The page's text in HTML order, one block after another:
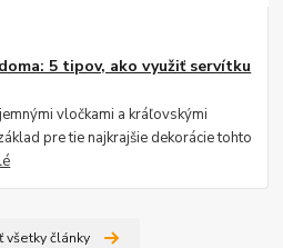
5 tipov, ako využiť servítku
vločkami a kráľovskými
pre tie najkrajšie dekorácie tohto
všetky články